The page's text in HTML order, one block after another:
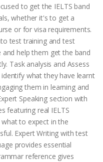
to get the IELTS band
whether it's to get a
or for visa requirements.
test training and test
and help them get the band
Task analysis and Assess
what they have learnt
them in learning and
Speaking section with
featuring real IELTS
to expect in the
Expert Writing with test
provides essential
reference gives